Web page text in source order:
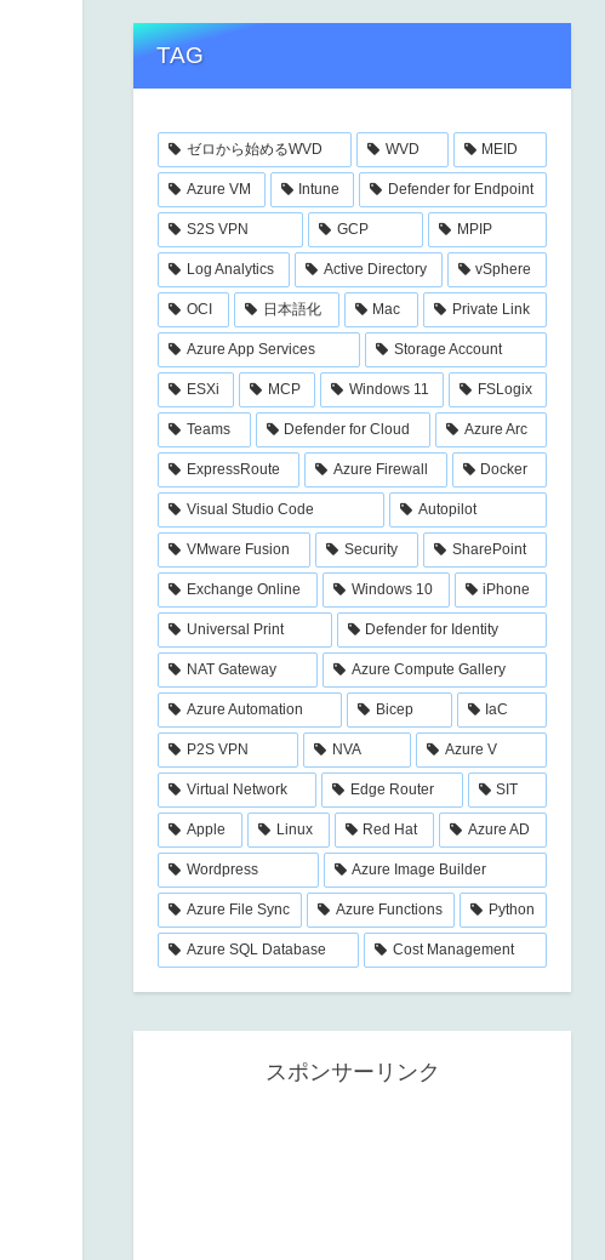
TAG
ゼロから始めるWVD WVD MEID
Azure VM Intune Defender for Endpoint
S2S VPN GCP MPIP
Log Analytics Active Directory vSphere
OCI 日本語化 Mac Private Link
Azure App Services Storage Account
ESXi MCP Windows 11 FSLogix
Teams Defender for Cloud Azure Arc
ExpressRoute Azure Firewall Docker
Visual Studio Code Autopilot
VMware Fusion Security SharePoint
Exchange Online Windows 10 iPhone
Universal Print Defender for Identity
NAT Gateway Azure Compute Gallery
Azure Automation Bicep IaC
P2S VPN NVA Azure V
Virtual Network Edge Router SIT
Apple Linux Red Hat Azure AD
Wordpress Azure Image Builder
Azure File Sync Azure Functions Python
Azure SQL Database Cost Management
スポンサーリンク